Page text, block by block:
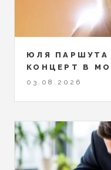
ЮЛЯ
КОНЦЕРТ В
03.08.2026